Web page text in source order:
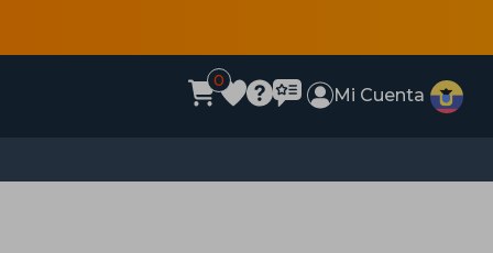
0
Mi Cuenta